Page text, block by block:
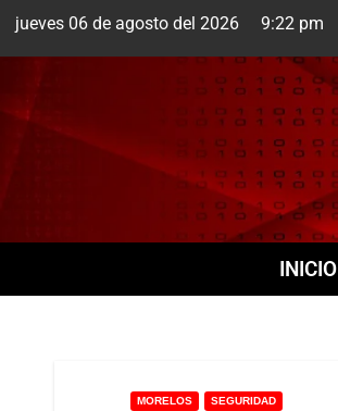
jueves 06 de agosto del 2026 9:22 pm
Cuernavaca
INICIO
MORELOS SEGURIDAD